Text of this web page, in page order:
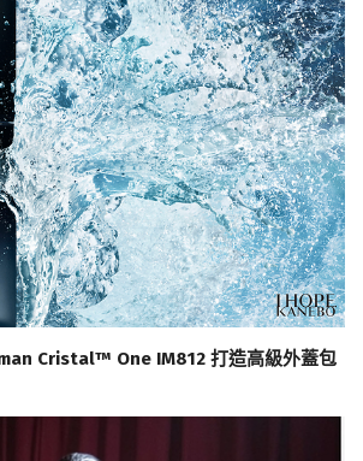
Cristal™ One IM812 打造高級外蓋包